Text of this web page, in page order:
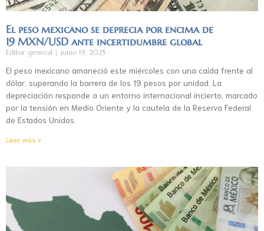
El peso mexicano se deprecia por encima de
19 MXN/USD ante incertidumbre global
Editor general junio 19, 2025
El peso mexicano amaneció este miércoles con una caída frente al
dólar, superando la barrera de los 19 pesos por unidad. La
depreciación responde a un entorno internacional incierto, marcado
por la tensión en Medio Oriente y la cautela de la Reserva Federal
de Estados Unidos.
Leer más »